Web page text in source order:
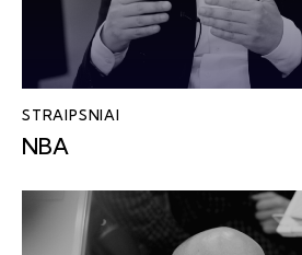
STRAIPSNIAI
NBA